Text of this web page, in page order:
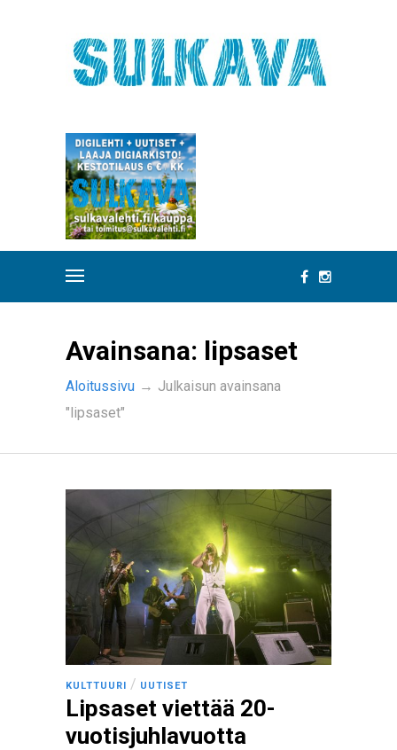
Avainsana: lipsaset
Aloitussivu → Julkaisun avainsana
"lipsaset"
KULTTUURI / UUTISET
Lipsaset viettää 20-
vuotisjuhlavuotta